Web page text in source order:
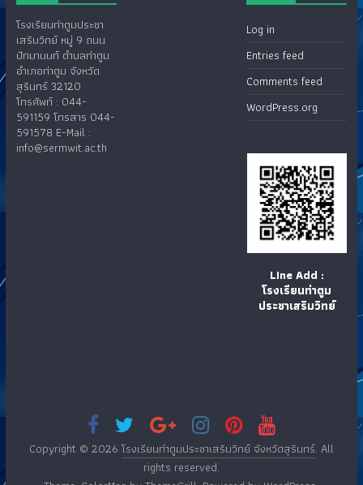
โรงเรียนท่าตูมประชา
เสริมวิทย์ หมู่ 9 ถนน
ปัทมานนท์ ตำบลท่าตูม
อำเภอท่าตูม จังหวัด
สุรินทร์ 32120
โทรศัพท์ : 044-
591159 โทรสาร 044-
591578 E-Mail :
info@sermwit.ac.th
Log in
Entries feed
Comments feed
WordPress.org
LIne Add :
โรงเรียนท่าตูม
ประชาเสริมวิทย์
Copyright © 2026 โรงเรียนท่าตูมประชาเสริมวิทย์ จังหวัดสุรินทร์. All
rights reserved.